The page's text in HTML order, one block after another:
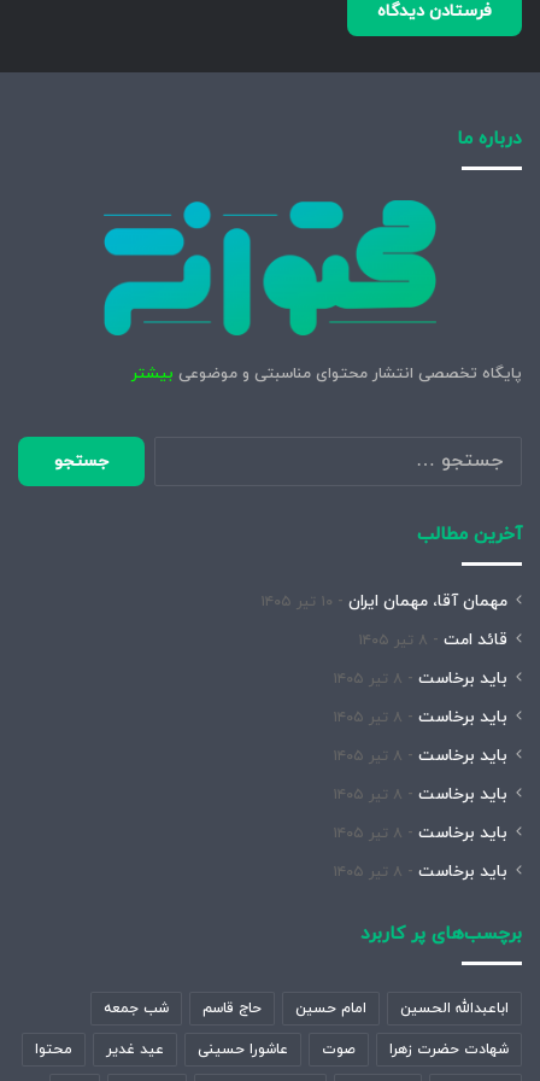
درباره ما
پایگاه تخصصی انتشار محتوای مناسبتی و موضوعی بیشتر
جستجو
برای:
آخرین مطالب
مهمان آقا، مهمان ایران ۱۰ تیر ۱۴۰۵
قائد امت ۸ تیر ۱۴۰۵
باید برخاست ۸ تیر ۱۴۰۵
باید برخاست ۸ تیر ۱۴۰۵
باید برخاست ۸ تیر ۱۴۰۵
باید برخاست ۸ تیر ۱۴۰۵
باید برخاست ۸ تیر ۱۴۰۵
باید برخاست ۸ تیر ۱۴۰۵
برچسب‌های پر کاربرد
اباعبدالله الحسین امام حسین حاج قاسم شب جمعه
شهادت حضرت زهرا صوت عاشورا حسینی عید غدیر محتوا